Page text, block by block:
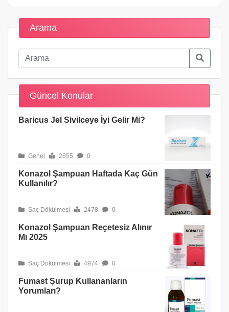
Arama
Güncel Konular
Baricus Jel Sivilceye İyi Gelir Mi?
Genel 2655 0
Konazol Şampuan Haftada Kaç Gün
Kullanılır?
Saç Dökülmesi 2478 0
Konazol Şampuan Reçetesiz Alınır
Mı 2025
Saç Dökülmesi 4974 0
Fumast Şurup Kullananların
Yorumları?